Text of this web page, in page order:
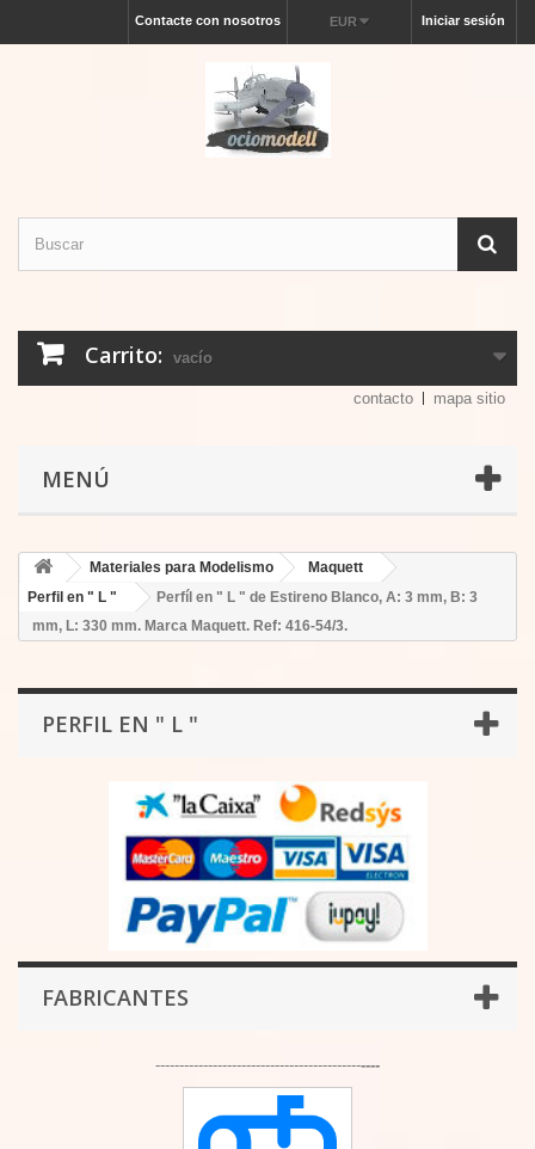
Iniciar sesión
EUR
Contacte con nosotros
Carrito: vacío
contacto mapa sitio
MENÚ
Materiales para Modelismo
Maquett
Perfil en " L "
Perfíl en " L " de Estireno Blanco, A: 3 mm, B: 3
mm, L: 330 mm. Marca Maquett. Ref: 416-54/3.
PERFIL EN " L "
FABRICANTES
-----------------------------------------------